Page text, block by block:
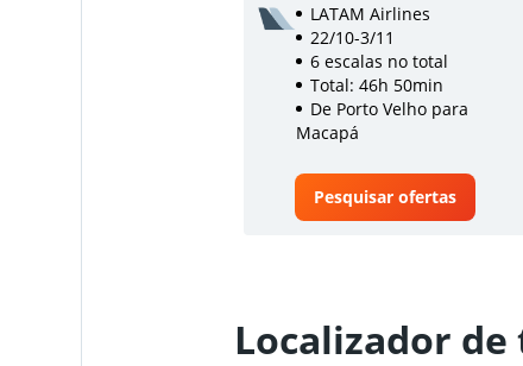
LATAM Airlines
22/10-3/11
6 escalas no total
Total: 46h 50min
De Porto Velho para
Macapá
Pesquisar ofertas
Localizador